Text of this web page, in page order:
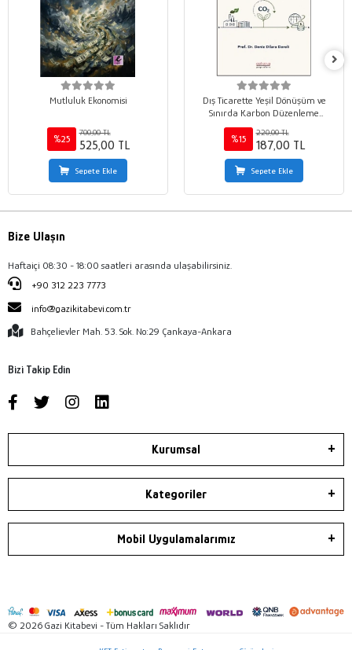
Mutluluk Ekonomisi
%25
700,00 TL
525,00 TL
Sepete Ekle
Dış Ticarette Yeşil Dönüşüm ve
Sınırda Karbon Düzenleme
Mekanizması
%15
220,00 TL
187,00 TL
Sepete Ekle
Bize Ulaşın
Haftaiçi 08:30 - 18:00 saatleri arasında ulaşabilirsiniz.
+90 312 223 7773
info@gazikitabevi.com.tr
Bahçelievler Mah. 53. Sok. No:29 Çankaya-Ankara
Bizi Takip Edin
Kurumsal
Kategoriler
Mobil Uygulamalarımız
© 2026 Gazi Kitabevi - Tüm Hakları Saklıdır